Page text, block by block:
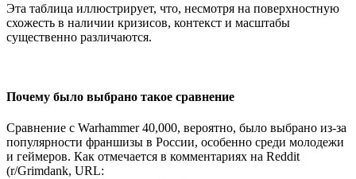
Эта таблица иллюстрирует, что, несмотря на поверхностную
схожесть в наличии кризисов, контекст и масштабы
существенно различаются.
Почему было выбрано такое сравнение​
Сравнение с Warhammer 40,000, вероятно, было выбрано из-за
популярности франшизы в России, особенно среди молодежи
и геймеров. Как отмечается в комментариях на Reddit
(r/Grimdank, URL: